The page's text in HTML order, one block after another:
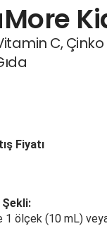
C, Çinko
Fiyatı
Şekli:
1 ölçek (10 mL)